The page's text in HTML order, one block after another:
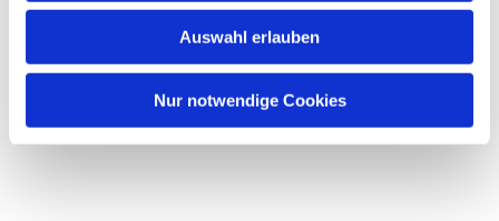
Auswahl erlauben
Nur notwendige Cookies